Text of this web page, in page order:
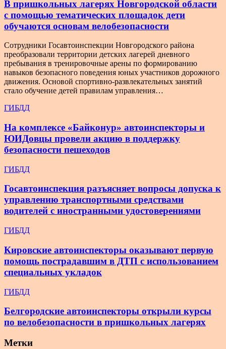
В пришкольных лагерях Новгородской области
с помощью тематических площадок дети
обучаются основам велобезопасности
Сотрудники Госавтоинспекции Новгородского района
преобразовали территории детских лагерей дневного
пребывания в тренировочные арены по формированию
навыков безопасного поведения юных участников дорожного
движения. Основой спортивно-развлекательных занятий
стало обучение детей правилам управления…
ГИБДД
На комплексе «Байконур» автоинспекторы и
ЮИДовцы провели акцию в поддержку
безопасности пешеходов
ГИБДД
Госавтоинспекция разъясняет вопросы допуска к
управлению транспортными средствами
водителей с иностранными удостоверениями
ГИБДД
Кировские автоинспекторы оказывают первую
помощь пострадавшим в ДТП с использованием
специальных укладок
ГИБДД
Белгородские автоинспекторы открыли курсы
по велобезопасности в пришкольных лагерях
Метки